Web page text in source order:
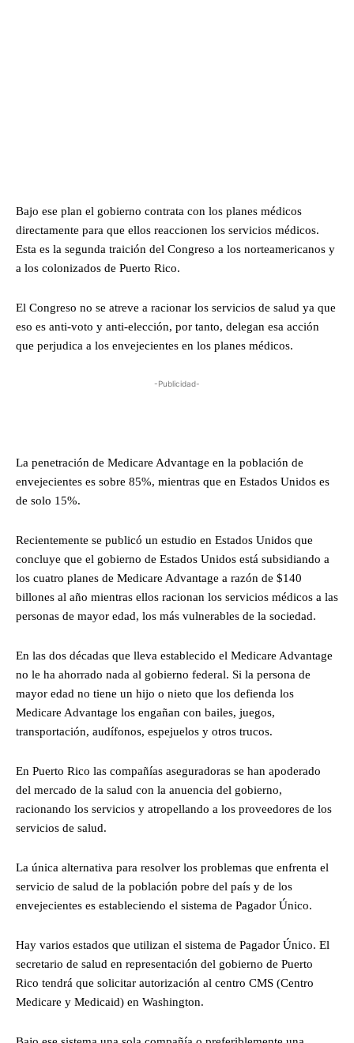
Bajo ese plan el gobierno contrata con los planes médicos
directamente para que ellos reaccionen los servicios médicos.
Esta es la segunda traición del Congreso a los norteamericanos y
a los colonizados de Puerto Rico.
El Congreso no se atreve a racionar los servicios de salud ya que
eso es anti-voto y anti-elección, por tanto, delegan esa acción
que perjudica a los envejecientes en los planes médicos.
-Publicidad-
La penetración de Medicare Advantage en la población de
envejecientes es sobre 85%, mientras que en Estados Unidos es
de solo 15%.
Recientemente se publicó un estudio en Estados Unidos que
concluye que el gobierno de Estados Unidos está subsidiando a
los cuatro planes de Medicare Advantage a razón de $140
billones al año mientras ellos racionan los servicios médicos a las
personas de mayor edad, los más vulnerables de la sociedad.
En las dos décadas que lleva establecido el Medicare Advantage
no le ha ahorrado nada al gobierno federal. Si la persona de
mayor edad no tiene un hijo o nieto que los defienda los
Medicare Advantage los engañan con bailes, juegos,
transportación, audífonos, espejuelos y otros trucos.
En Puerto Rico las compañías aseguradoras se han apoderado
del mercado de la salud con la anuencia del gobierno,
racionando los servicios y atropellando a los proveedores de los
servicios de salud.
La única alternativa para resolver los problemas que enfrenta el
servicio de salud de la población pobre del país y de los
envejecientes es estableciendo el sistema de Pagador Único.
Hay varios estados que utilizan el sistema de Pagador Único. El
secretario de salud en representación del gobierno de Puerto
Rico tendrá que solicitar autorización al centro CMS (Centro
Medicare y Medicaid) en Washington.